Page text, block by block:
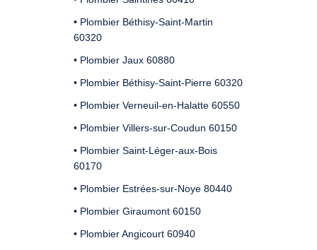
• Plombier Béthisy-Saint-Martin
60320
• Plombier Jaux 60880
• Plombier Béthisy-Saint-Pierre 60320
• Plombier Verneuil-en-Halatte 60550
• Plombier Villers-sur-Coudun 60150
• Plombier Saint-Léger-aux-Bois
60170
• Plombier Estrées-sur-Noye 80440
• Plombier Giraumont 60150
• Plombier Angicourt 60940